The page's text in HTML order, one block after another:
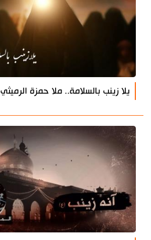
يلا زينب بالسلامة.. ملا حمزة الرميثي